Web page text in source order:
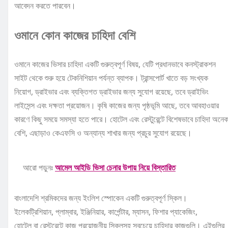
আবেদন করতে পারবেন।
ওমানে কোন কাজের চাহিদা বেশি
ওমানে কাজের ভিসার চাহিদা একটি গুরুত্বপূর্ণ বিষয়, যেটি প্রধানভাবে কনস্ট্রাকশন
সাইট থেকে শুরু হয়ে টেকনিশিয়ান পর্যন্ত ব্যাপক। ট্রান্সপোর্ট খাতে বড় সংখ্যক
নিয়োগ, ড্রাইভার এবং ব্যক্তিগত ড্রাইভার জন্য সুযোগ রয়েছে, তবে ড্রাইভিং
লাইসেন্স এবং দক্ষতা প্রয়োজন। কৃষি কাজের জন্য পৃষ্ঠভূমি আছে, তবে আবহাওয়ার
কারণে কিছু সময়ে সমস্যা হতে পারে। হোটেল এবং রেস্টুরেন্টে বিশেষভাবে চাহিদা অনেক
বেশি, এছাড়াও কেএফসি ও অন্যান্য শাখার জন্য প্রচুর সুযোগ রয়েছে।
আরো পড়ুনঃআমেল আইডি ভিসা চেনার উপায় নিয়ে বিস্তারিত
বাংলাদেশি শ্রমিকদের জন্য ইংলিশ স্পোকেন একটি গুরুত্বপূর্ণ স্কিল।
ইলেকট্রিশিয়ান, প্লাম্বার, ইঞ্জিনিয়ার, কার্পেন্টার, ম্যাসন, ফিশার প্যাকেজিং,
হোটেল বা রেস্টুরেন্টে কাজ প্রয়োজনীয় স্কিলসহ সবচেয়ে চাহিদার কাজগুলি। এইগুলির